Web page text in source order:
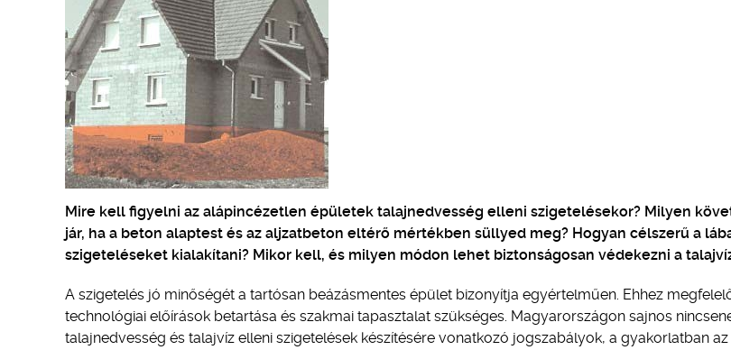
Mire kell figyelni az alápincézetlen épületek talajnedvesség elleni szigetelésekor? Milyen
jár, ha a beton alaptest és az aljzatbeton eltérő mértékben süllyed meg? Hogyan célszerű a
szigeteléseket kialakítani? Mikor kell, és milyen módon lehet biztonságosan védekezni a
A szigetelés jó minőségét a tartósan beázásmentes épület bizonyítja egyértelműen. Ehhez
technológiai előírások betartása és szakmai tapasztalat szükséges. Magyarországon sajnos
talajnedvesség és talajvíz elleni szigetelések készítésére vonatkozó jogszabályok, a gyakorlatban az